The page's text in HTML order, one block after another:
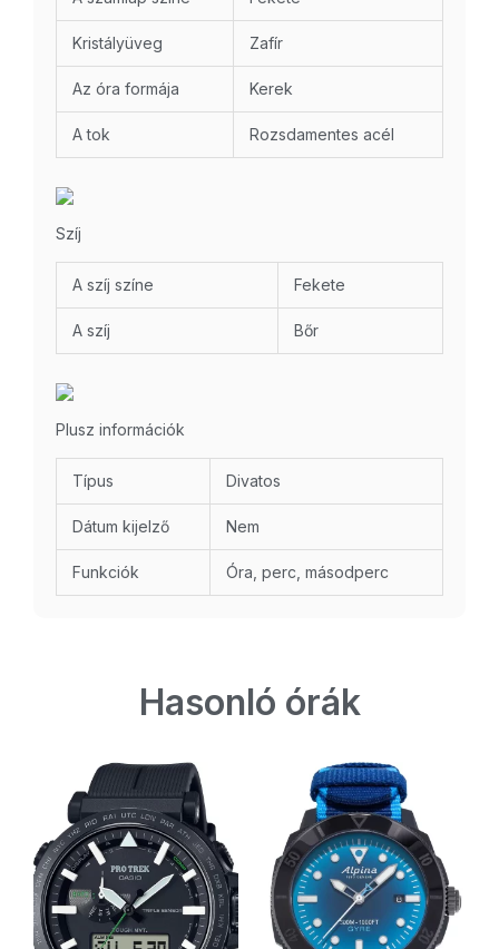
Kristályüveg Zafír
Az óra formája Kerek
A tok Rozsdamentes acél
Szíj
A szíj színe Fekete
A szíj Bőr
Plusz információk
Típus Divatos
Dátum kijelző Nem
Funkciók Óra, perc, másodperc
Hasonló órák